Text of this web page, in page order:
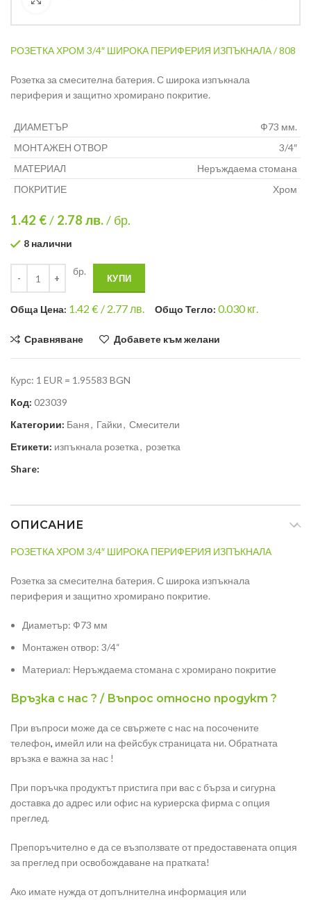
РОЗЕТКА ХРОМ 3/4″ ШИРОКА ПЕРИФЕРИЯ ИЗПЪКНАЛА / 808
Розетка за смесителна батерия. С широка изпъкнала
периферия и защитно хромирано покритие.
ДИАМЕТЪР
Ф73 мм.
МОНТАЖЕН ОТВОР
3/4″
МАТЕРИАЛ
Неръждаема стомана
ПОКРИТИЕ
Хром
1.42 €/ 2.78 лв./ бр.
8 налични
бр.
КУПИ
Общa Цена: 1.42 € / 2.77 лв. Общо Тегло: 0.030кг.
Сравняване Добавете към желани
Курс: 1 EUR = 1.95583 BGN
Код: 023039
Категории: Баня, Гайки, Смесители
Етикети: изпъкнала розетка, розетка
Share:
ОПИСАНИЕ
РОЗЕТКА ХРОМ 3/4″ ШИРОКА ПЕРИФЕРИЯ ИЗПЪКНАЛА
Розетка за смесителна батерия. С широка изпъкнала
периферия и защитно хромирано покритие.
Диаметър: Ф73 мм
Монтажен отвор: 3/4“
Материал: Неръждаема стомана с хромирано покритие
Връзка с нас ? / Въпрос относно продукт ?
При въпроси може да се свържете с нас на посочените
телефон, имейл или на фейсбук страницата ни. Обратната
връзка е важна за нас !
При поръчка продуктът пристига при вас с бърза и сигурна
доставка до адрес или офис на куриерска фирма с опция
преглед.
Препоръчително е да се възползвате от предоставената опция
за преглед при освобождаване на пратката!
Ако имате нужда от допълнителна информация или